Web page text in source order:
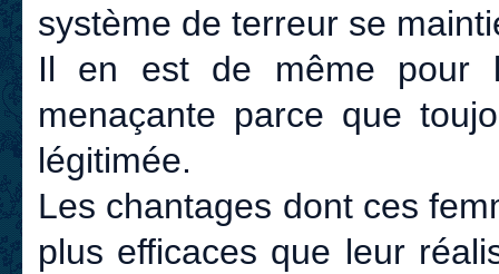
système de terreur se
Il en est de même pour
menaçante parce que
légitimée.
Les chantages dont ces
plus efficaces que leur